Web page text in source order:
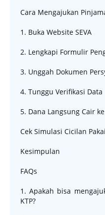
Cara Mengajukan
1. Buka Website SEVA
2. Lengkapi Formulir
3. Unggah Dokumen
4. Tunggu Verifikasi Data
5. Dana Langsung Cair
Cek Simulasi Cicilan
Kesimpulan
FAQs
1. Apakah bisa
KTP?